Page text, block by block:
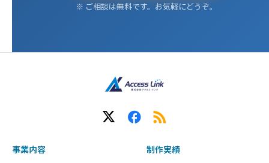
※ ご相談は無料です。お気軽にどうぞ。
事業内容 制作実績